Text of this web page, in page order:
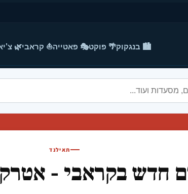
🏙️ בנגקוק🌴 פוקט🎭 פאטייה⛵ קראבי🌿
תאילנד
חדש בקראבי -